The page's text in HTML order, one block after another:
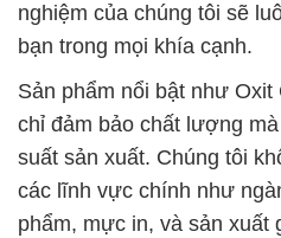
nghiệm của chúng tôi sẽ
bạn trong mọi khía cạnh.
Sản phẩm nổi bật như Oxit
chỉ đảm bảo chất lượng
suất sản xuất. Chúng tôi
các lĩnh vực chính như
phẩm, mực in, và sản xuất